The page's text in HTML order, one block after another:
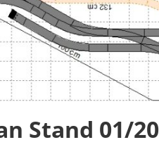
Stand 01/20